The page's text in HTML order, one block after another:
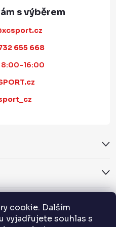
cookie. Dalším
vyjadřujete souhlas s
xcsport.cz
655 668
8:00-16:00